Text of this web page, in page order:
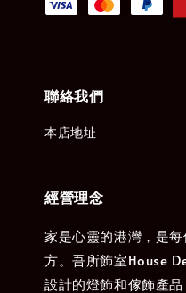
聯絡我們
本店地址
經營理念
家是心靈的港灣，是
方。吾所飾室House
設計的燈飾和傢飾產品